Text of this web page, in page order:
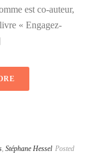
est co-auteur,
« Engagez-
, Stéphane Hessel Posted